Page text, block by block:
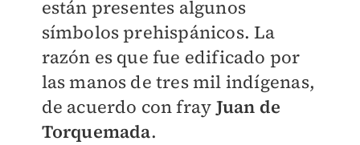
están presentes algunos
símbolos prehispánicos. La
razón es que fue edificado por
las manos de tres mil indígenas,
de acuerdo con fray Juan de
Torquemada.